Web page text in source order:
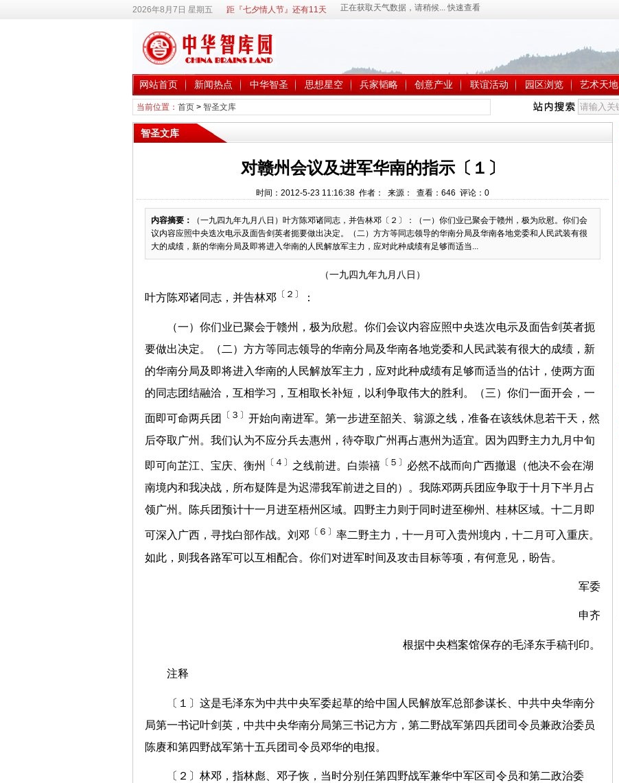
2026年8月7日 星期五 距『七夕情人节』还有11天
网站首页 新闻热点 中华智圣 思想星空 兵家韬略 创意产业 联谊活动 园区浏览 艺术天地
当前位置： 首页> 智圣文库
智圣文库
对赣州会议及进军华南的指示〔１〕
时间：2012-5-23 11:16:38 作者： 来源： 查看： 646 评论： 0
内容摘要：
（一九四九年九月八日）叶方陈邓诸同志，并告林邓〔２〕：（一）你们业已聚会于赣州，极为欣慰。你们会
议内容应照中央迭次电示及面告剑英者扼要做出决定。（二）方方等同志领导的华南分局及华南各地党委和人民武装有很
大的成绩，新的华南分局及即将进入华南的人民解放军主力，应对此种成绩有足够而适当...
（一九四九年九月八日）
叶方陈邓诸同志，并告林邓 〔２〕 ：
（一）你们业已聚会于赣州，极为欣慰。你们会议内容应照中央迭次电示及面告剑英者扼
要做出决定。（二）方方等同志领导的华南分局及华南各地党委和人民武装有很大的成绩，新
的华南分局及即将进入华南的人民解放军主力，应对此种成绩有足够而适当的估计，使两方面
的同志团结融洽，互相学习，互相取长补短，以利争取伟大的胜利。（三）你们一面开会，一
面即可命两兵团 〔３〕 开始向南进军。第一步进至韶关、翁源之线，准备在该线休息若干天，然
后夺取广州。我们认为不应分兵去惠州，待夺取广州再占惠州为适宜。因为四野主力九月中旬
即可向芷江、宝庆、衡州 〔４〕 之线前进。白崇禧 〔５〕 必然不战而向广西撤退（他决不会在湖
南境内和我决战，所布疑阵是为迟滞我军前进之目的）。我陈邓两兵团应争取于十月下半月占
领广州。陈兵团预计十一月进至梧州区域。四野主力则于同时进至柳州、桂林区域。十二月即
可深入广西，寻找白部作战。刘邓 〔６〕 率二野主力，十一月可入贵州境内，十二月可入重庆。
如此，则我各路军可以互相配合。你们对进军时间及攻击目标等项，有何意见，盼告。
军委
申齐
根据中央档案馆保存的毛泽东手稿刊印。
注释
〔１〕这是毛泽东为中共中央军委起草的给中国人民解放军总部参谋长、中共中央华南分
局第一书记叶剑英，中共中央华南分局第三书记方方，第二野战军第四兵团司令员兼政治委员
陈赓和第四野战军第十五兵团司令员邓华的电报。
〔２〕林邓，指林彪、邓子恢，当时分别任第四野战军兼华中军区司令员和第二政治委